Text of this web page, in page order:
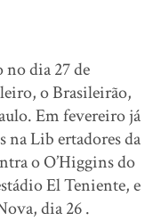
dia 27 de
o Brasileirão,
Em fevereiro já
na Lib ertadores da
o O’Higgins do
El Teniente, e
dia 26 .